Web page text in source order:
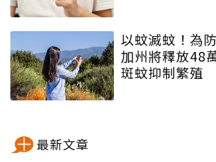
以蚊滅蚊！為
加州將釋放48
斑蚊抑制繁殖
最新文章